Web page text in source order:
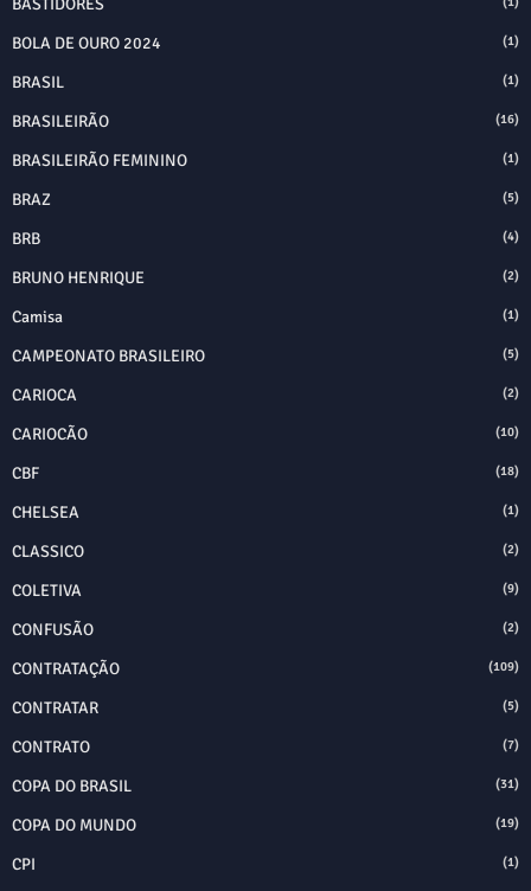
BOLA DE OURO 2024 (1)
BRASIL (1)
BRASILEIRÃO (16)
BRASILEIRÃO FEMININO (1)
BRAZ (5)
BRB (4)
BRUNO HENRIQUE (2)
Camisa (1)
CAMPEONATO BRASILEIRO (5)
CARIOCA (2)
CARIOCÃO (10)
CBF (18)
CHELSEA (1)
CLASSICO (2)
COLETIVA (9)
CONFUSÃO (2)
CONTRATAÇÃO (109)
CONTRATAR (5)
CONTRATO (7)
COPA DO BRASIL (31)
COPA DO MUNDO (19)
CPI (1)